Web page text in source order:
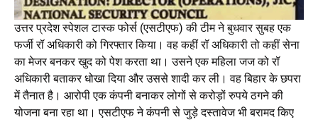
उत्तर प्रदेश स्पेशल टास्क फोर्स (एसटीएफ) की टीम ने बुधवार सुबह एक
फर्जी रॉ अधिकारी को गिरफ्तार किया। वह कहीं रॉ अधिकारी तो कहीं सेना
का मेजर बनकर खुद को पेश करता था। उसने एक महिला जज को रॉ
अधिकारी बताकर धोखा दिया और उससे शादी कर ली। वह बिहार के छपरा
में तैनात है। आरोपी एक कंपनी बनाकर लोगों से करोड़ों रुपये ठगने की
योजना बना रहा था। एसटीएफ ने कंपनी से जुड़े दस्तावेज भी बरामद किए